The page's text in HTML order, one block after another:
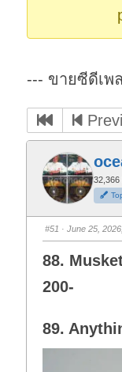
--- ขายซีดีเพ
32,366
#51 · June 25,
88.
200-
89.